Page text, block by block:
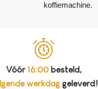
koffiemachine.
Vóór 16:00besteld,
werkdag geleverd!